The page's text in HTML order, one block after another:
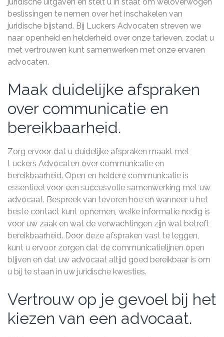
beslissingen te nemen over het inschakelen van
juridische bijstand. Bij Luckers Advocaten streven we
naar openheid en helderheid over onze tarieven, zodat u
met vertrouwen kunt samenwerken met onze ervaren
advocaten.
Maak duidelijke afspraken
over communicatie en
bereikbaarheid.
Zorg ervoor dat u duidelijke afspraken maakt met
Luckers Advocaten over communicatie en
bereikbaarheid. Open en heldere communicatie is
essentieel voor een succesvolle samenwerking met uw
advocaat. Bespreek van tevoren hoe en wanneer u het
beste contact kunt opnemen, welke informatie nodig is
voor uw zaak en wat de verwachtingen zijn wat betreft
bereikbaarheid. Door deze afspraken vast te leggen,
kunt u ervoor zorgen dat de communicatielijnen open
blijven en dat uw advocaat altijd goed bereikbaar is om
u bij te staan in uw juridische kwesties.
Vertrouw op je gevoel bij het
kiezen van een advocaat.